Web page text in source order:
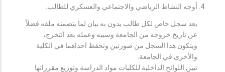
أوجه النشاط الرياضي والاجتماعي والعسكري للطالب.
يعد سجل خاص لكل طالب يدون به بيان لما يتضمنه ملفه فضلاً
عن تاريخ خروجه من الجامعة وسببه وعمله بعد التخرج،
ويتكون هذا السجل من صورتين وتحفظ احداهما في الكلية
والأخرى في الجامعة.
تبين اللوائح الداخلية للكليات مواد الدراسة وتوزيع مقرراتها